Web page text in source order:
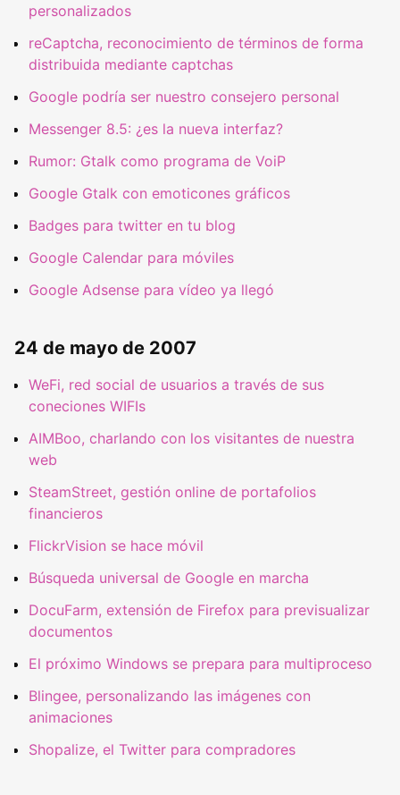
personalizados
reCaptcha, reconocimiento de términos de forma
distribuida mediante captchas
Google podría ser nuestro consejero personal
Messenger 8.5: ¿es la nueva interfaz?
Rumor: Gtalk como programa de VoiP
Google Gtalk con emoticones gráficos
Badges para twitter en tu blog
Google Calendar para móviles
Google Adsense para vídeo ya llegó
24 de mayo de 2007
WeFi, red social de usuarios a través de sus
coneciones WIFIs
AIMBoo, charlando con los visitantes de nuestra
web
SteamStreet, gestión online de portafolios
financieros
FlickrVision se hace móvil
Búsqueda universal de Google en marcha
DocuFarm, extensión de Firefox para previsualizar
documentos
El próximo Windows se prepara para multiproceso
Blingee, personalizando las imágenes con
animaciones
Shopalize, el Twitter para compradores